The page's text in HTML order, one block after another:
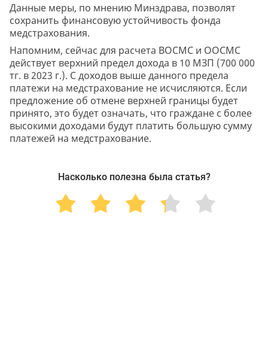
Данные меры, по мнению Минздрава, позволят
сохранить финансовую устойчивость фонда
медстрахования.
Напомним, сейчас для расчета ВОСМС и ООСМС
действует верхний предел дохода в 10 МЗП (700 000
тг. в 2023 г.). С доходов выше данного предела
платежи на медстрахование не исчисляются. Если
предложение об отмене верхней границы будет
принято, это будет означать, что граждане с более
высокими доходами будут платить большую сумму
платежей на медстрахование.
Насколько полезна была статья?